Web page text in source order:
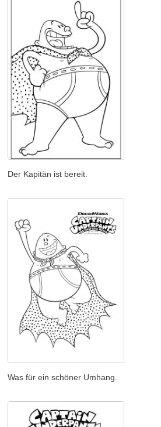
Der Kapitän ist bereit.
Was für ein schöner Umhang.